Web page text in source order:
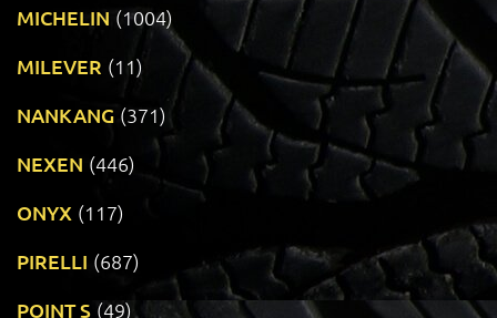
MICHELIN (1004)
MILEVER (11)
NANKANG (371)
NEXEN (446)
ONYX (117)
PIRELLI (687)
POINT S (49)